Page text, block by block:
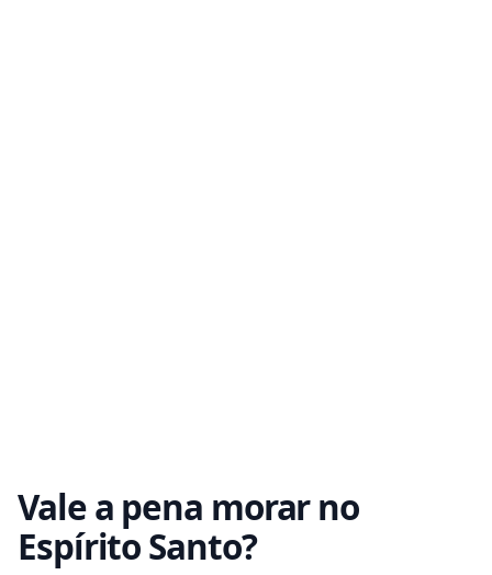
Vale a pena morar no
Espírito Santo?